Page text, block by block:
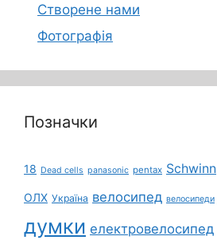
Створене нами
Фотографія
Позначки
18 Dead cells panasonic pentax Schwinn
ОЛХ Україна велосипед велосипеди
думки електровелосипед